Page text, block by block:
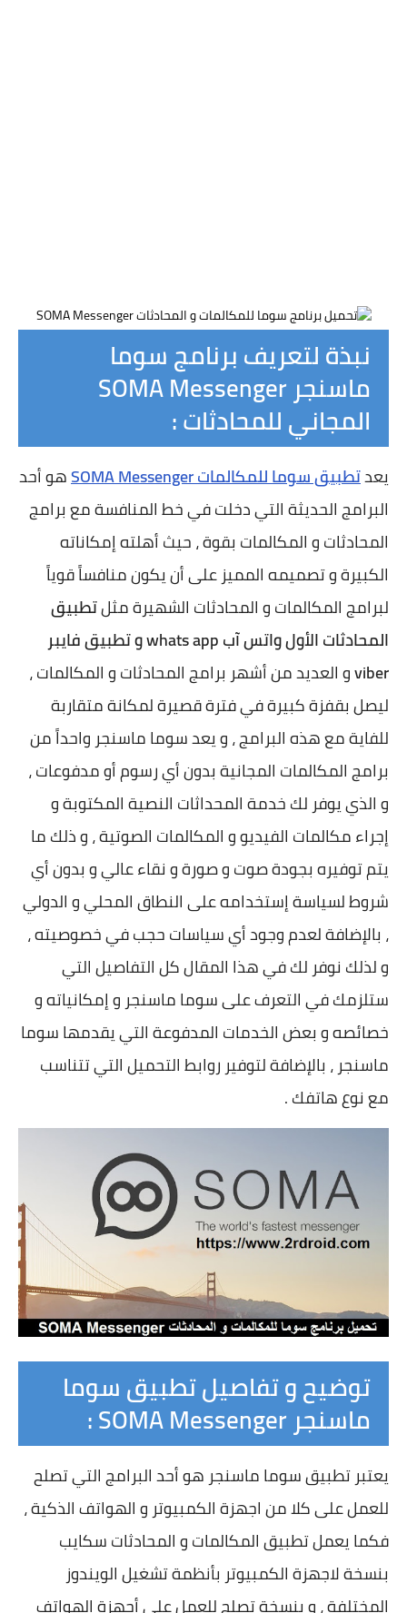
نبذة لتعريف برنامج سوما
ماسنجر SOMA Messenger
المجاني للمحادثات :
يعدتطبيق سوما للمكالمات SOMA Messenger
هو أحد
البرامج الحديثة التي دخلت في خط المنافسة مع برامج
المحادثات و المكالمات بقوة ، حيث أهلته إمكاناته
الكبيرة و تصميمه المميز على أن يكون منافساً قوياً
لبرامج المكالمات و المحادثات الشهيرة مثلتطبيق
المحادثات الأول واتس آب whats app و تطبيق فايبر
viberو العديد من أشهر برامج المحادثات و المكالمات ،
ليصل بقفزة كبيرة في فترة قصيرة لمكانة متقاربة
للفاية مع هذه البرامج ، و يعد سوما ماسنجر واحداً من
برامج المكالمات المجانية بدون أي رسوم أو مدفوعات ،
و الذي يوفر لك خدمة المحداثات النصية المكتوبة و
إجراء مكالمات الفيديو و المكالمات الصوتية ، و ذلك ما
يتم توفيره بجودة صوت و صورة و نقاء عالي و بدون أي
شروط لسياسة إستخدامه على النطاق المحلي و الدولي
، بالإضافة لعدم وجود أي سياسات حجب في خصوصيته ،
و لذلك نوفر لك في هذا المقال كل التفاصيل التي
ستلزمك في التعرف على سوما ماسنجر و إمكانياته و
خصائصه و بعض الخدمات المدفوعة التي يقدمها سوما
ماسنجر ، بالإضافة لتوفير روابط التحميل التي تتناسب
مع نوع هاتفك .
توضيح و تفاصيل تطبيق سوما
ماسنجر SOMA Messenger :
يعتبر تطبيق سوما ماسنجر هو أحد البرامج التي تصلح
للعمل على كلا من اجهزة الكمبيوتر و الهواتف الذكية ،
فكما يعمل تطبيق المكالمات و المحادثات سكايب
بنسخة لاجهزة الكمبيوتر بأنظمة تشغيل الويندوز
المختلفة ، و بنسخة تصلح للعمل على أجهزة الهواتف